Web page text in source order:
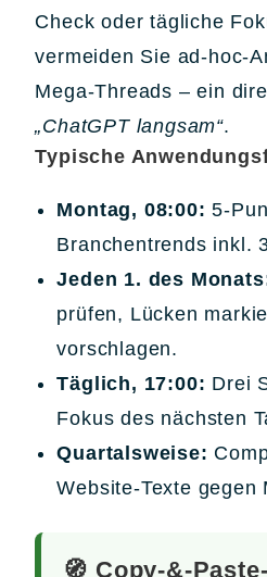
Check oder tägliche
vermeiden Sie ad-hoc-
Mega-Threads – ein
„ChatGPT langsam“.
Typische
Montag, 08:00: 5-
Branchentrends inkl.
Jeden 1. des
prüfen, Lücken
vorschlagen.
Täglich, 17:00: Drei
Fokus des nächsten
Quartalsweise:
Website-Texte gegen
🧭 Copy-&-